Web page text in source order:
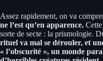
Assez rapidement, on va
ne l’est qu’en apparence.
sorte de secte : la prismologie.
rituel va mal se dérouler, et
« l’obscurité », un monde